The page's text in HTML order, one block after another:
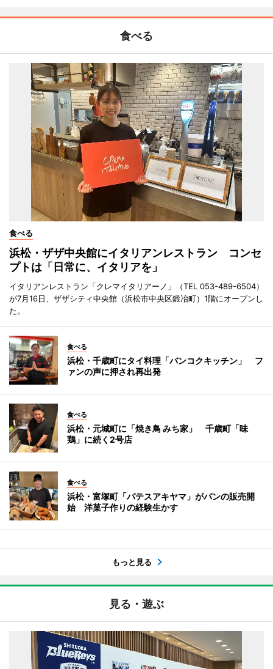
食べる
食べる
浜松・ザザ中央館にイタリアンレストラン コンセ
プトは「日常に、イタリアを」
イタリアンレストラン「クレマイタリアーノ」（TEL 053-489-6504）
が7月16日、ザザシティ中央館（浜松市中央区鍛冶町）1階にオープンし
た。
食べる
浜松・千歳町にタイ料理「バンコクキッチン」 フ
ァンの声に押され再出発
食べる
浜松・元城町に「焼き鳥 みち家」 千歳町「味
鶏」に続く2号店
食べる
浜松・富塚町「パテスアキヤマ」がパンの販売開
始 洋菓子作りの経験生かす
もっと見る
見る・遊ぶ